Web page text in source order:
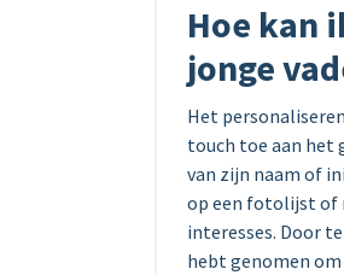
Hoe kan
jonge
Het
touch toe aan het
van zijn naam of
op een fotolijst of
interesses. Door
hebt genomen